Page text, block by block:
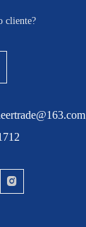
cliente?